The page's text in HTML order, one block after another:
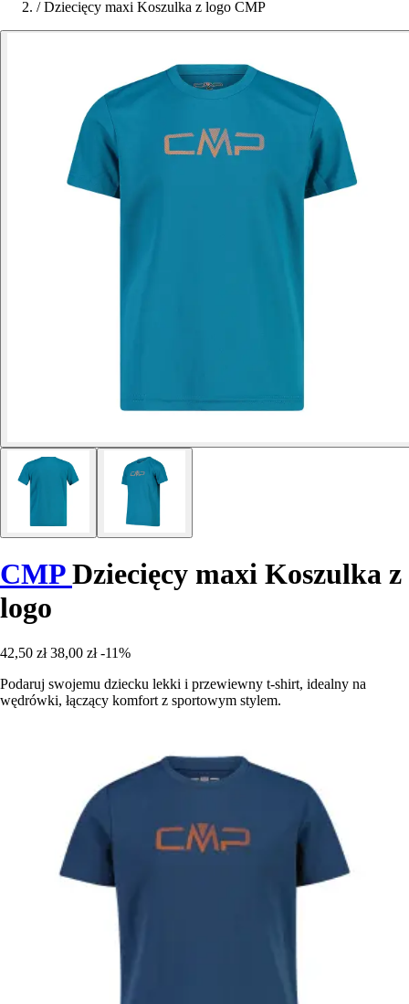
/ Dziecięcy maxi Koszulka z logo CMP
CMPDziecięcy maxi Koszulka z
logo
42,50 zł 38,00 zł -11%
Podaruj swojemu dziecku lekki i przewiewny t-shirt, idealny na
wędrówki, łączący komfort z sportowym stylem.